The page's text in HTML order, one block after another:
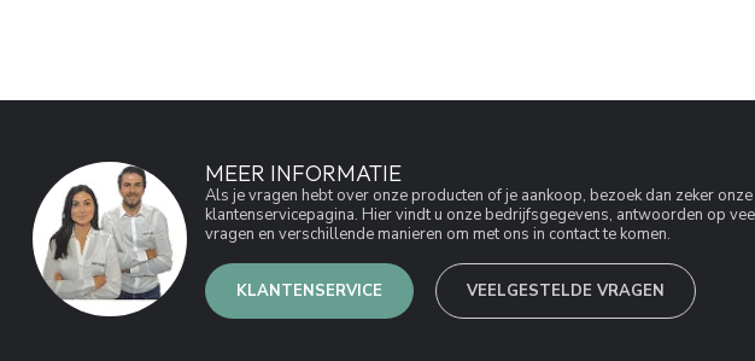
MEER INFORMATIE
Als je vragen hebt over onze producten of je aankoop, bezoek dan zeker onze
klantenservicepagina. Hier vindt u onze bedrijfsgegevens, antwoorden op
vragen en verschillende manieren om met ons in contact te komen.
KLANTENSERVICE VEELGESTELDE VRAGEN